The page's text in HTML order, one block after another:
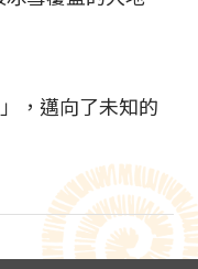
，邁向了未知的